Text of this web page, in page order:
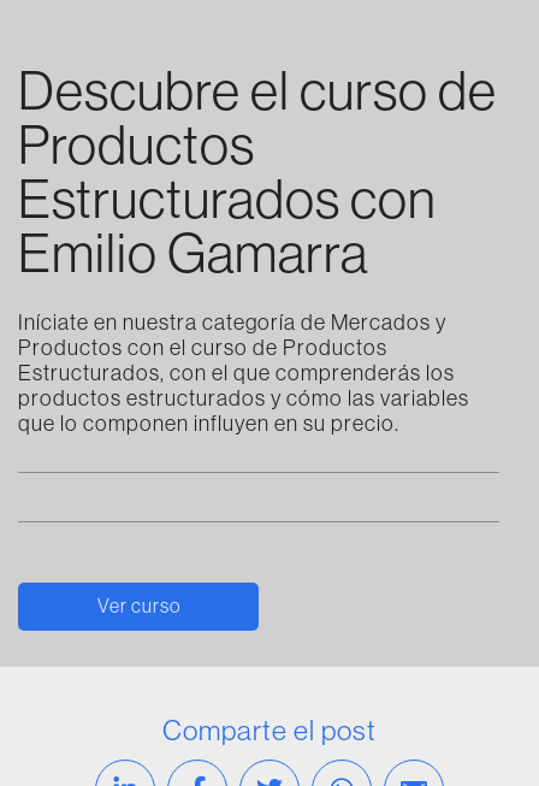
Descubre el curso de
Productos
Estructurados con
Emilio Gamarra
Iníciate en nuestra categoría de Mercados y
Productos con el curso de Productos
Estructurados, con el que comprenderás los
productos estructurados y cómo las variables
que lo componen influyen en su precio.
Ver curso
Comparte el post